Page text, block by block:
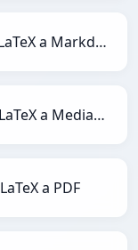
LaTeX a Markdown
LaTeX a MediaWiki
LaTeX a PDF